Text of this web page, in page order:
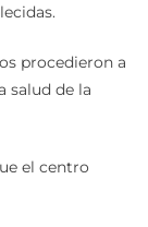
procedieron a
salud de la
el centro